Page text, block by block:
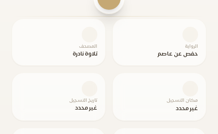
الرواية
حفص عن عاصم
المصحف
تلاوة نادرة
مكان التسجيل
غير محدد
تاريخ التسجيل
غير محدد